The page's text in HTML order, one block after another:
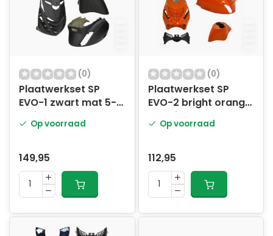
(0)
Plaatwerkset SP
EVO-1 zwart mat 5-
delig
Op voorraad
149,95
(0)
Plaatwerkset SP
EVO-2 bright orange
5-delig
Op voorraad
112,95